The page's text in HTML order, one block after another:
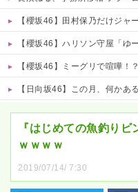
【櫻坂46】田村保乃だけジャ
【櫻坂46】ハリソン守屋「ゆ
【櫻坂46】ミーグリで喧嘩！
【日向坂46】この月、何かあるの
『はじめての魚釣り
ｗｗｗｗ
2019/07/14/ 7:30